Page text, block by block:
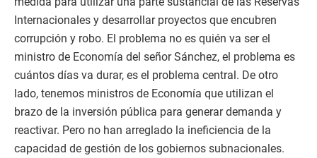
Internacionales y desarrollar proyectos que encubren
corrupción y robo. El problema no es quién va ser el
ministro de Economía del señor Sánchez, el problema es
cuántos días va durar, es el problema central. De otro
lado, tenemos ministros de Economía que utilizan el
brazo de la inversión pública para generar demanda y
reactivar. Pero no han arreglado la ineficiencia de la
capacidad de gestión de los gobiernos subnacionales.